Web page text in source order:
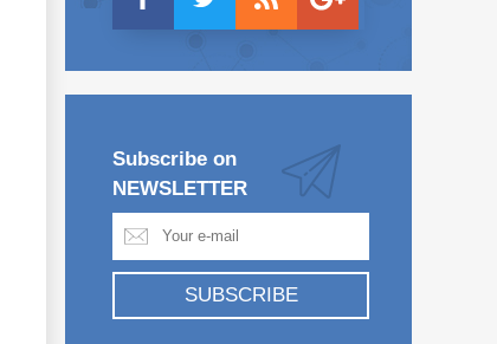
Subscribe on
NEWSLETTER
SUBSCRIBE